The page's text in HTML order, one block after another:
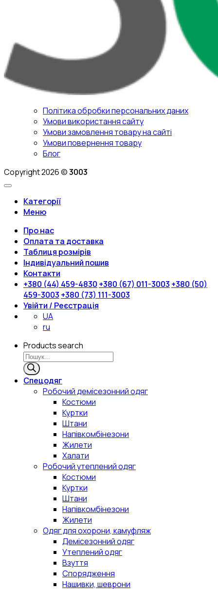
Політика обробки персональних даних
Умови використання сайту
Умови замовлення товару на сайті
Умови повернення товару
Блог
Copyright 2026 ©3003
Категорії
Меню
Про нас
Оплата та доставка
Таблиця розмірів
Індивідуальний пошив
Контакти
+380 (44) 459-4830 +380 (67) 011-3003 +380 (50)
459-3003 +380 (73) 111-3003
Увійти / Реєстрація
UA
ru
Products search
Спецодяг
Робочий демісезонний одяг
Костюми
Куртки
Штани
Напівкомбінезони
Жилети
Халати
Робочий утеплений одяг
Костюми
Куртки
Штани
Напівкомбінезони
Жилети
Одяг для охорони, камуфляж
Демісезонний одяг
Утеплений одяг
Взуття
Спорядження
Нашивки, шеврони